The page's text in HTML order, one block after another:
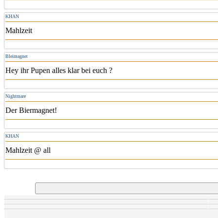
KHAN
Mahlzeit
Bleimagnet
Hey ihr Pupen alles klar bei euch ?
Nightmare
Der Biermagnet!
KHAN
Mahlzeit @ all